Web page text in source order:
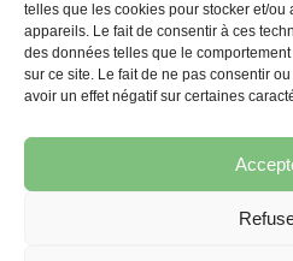
telles que les cookies pour stocker et/
appareils. Le fait de consentir à ces
des données telles que le
sur ce site. Le fait de ne pas consentir
avoir un effet négatif sur certaines
Saint-Germain-En-Laye
Ligne R2-Nord
Tramway T13
20mins à pied du RER A